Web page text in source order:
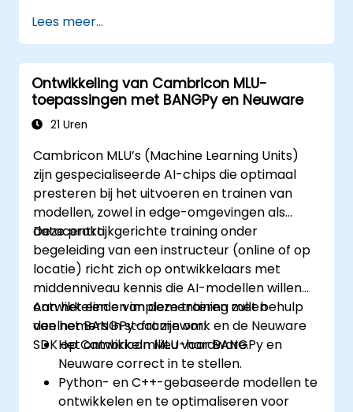
Lees meer...
Ontwikkeling van Cambricon MLU-
toepassingen met BANGPy en Neuware
21 Uren
Cambricon MLU’s (Machine Learning Units)
zijn gespecialiseerde AI-chips die optimaal
presteren bij het uitvoeren en trainen van
modellen, zowel in edge-omgevingen als
datacentra.
Deze praktijkgerichte training onder
begeleiding van een instructeur (online of op
locatie) richt zich op ontwikkelaars met
middenniveau kennis die AI-modellen willen
ontwikkelen en implementeren met behulp
van het BANGPy-framework en de Neuware
SDK op Cambricon MLU-hardware.
Aan het einde van deze training zullen
deelnemers in staat zijn om:
Het ontwikkelmilieu voor BANGPy en
Neuware correct in te stellen.
Python- en C++-gebaseerde modellen te
ontwikkelen en te optimaliseren voor